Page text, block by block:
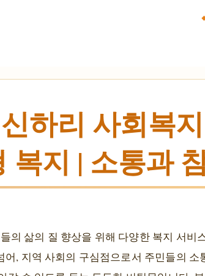
하리 사회복
복지 | 소통과
의 삶의 질 향상을 위해 다양한 복지 서비
, 지역 사회의 구심점으로서 주민들의 소